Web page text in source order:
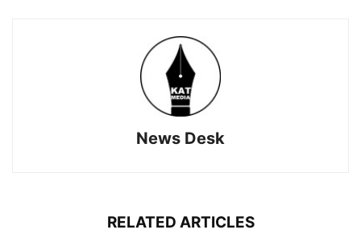
News Desk
RELATED ARTICLES